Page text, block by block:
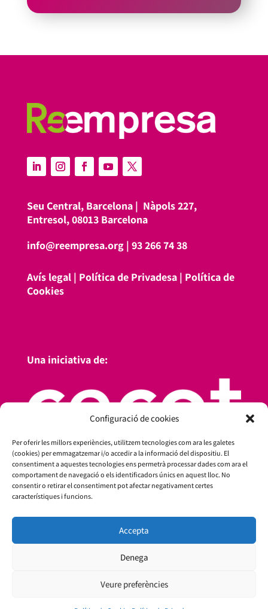
Configuració de cookies
Per oferir les millors experiències, utilitzem tecnologies com ara les galetes
(cookies) per emmagatzemar i/o accedir a la informació del dispositiu. El
consentiment a aquestes tecnologies ens permetrà processar dades com ara el
comportament de navegació o els identificadors únics en aquest lloc. No
consentir o retirar el consentiment pot afectar negativament certes
característiques i funcions.
Accepta
Denega
Veure preferències
Seu Central, Barcelona | Nàpols 227,
Entresol, 08013 Barcelona
info@reempresa.org| 93 266 74 38
Avís legal| Política de Privadesa| Política de
Cookies
Una iniciativa de: